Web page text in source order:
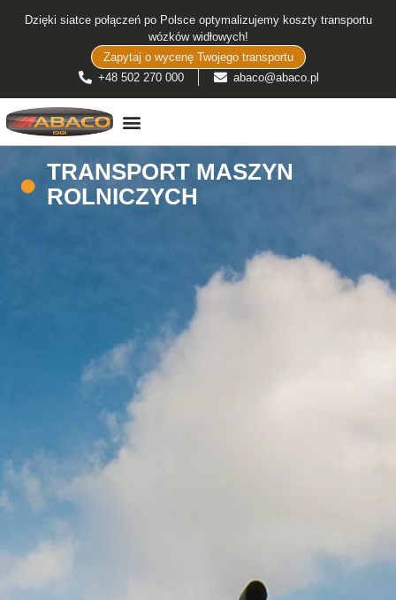
Dzięki siatce połączeń po Polsce optymalizujemy koszty transportu
wózków widłowych!
Zapytaj o wycenę Twojego transportu
+48 502 270 000
abaco@abaco.pl
TRANSPORT MASZYN
ROLNICZYCH